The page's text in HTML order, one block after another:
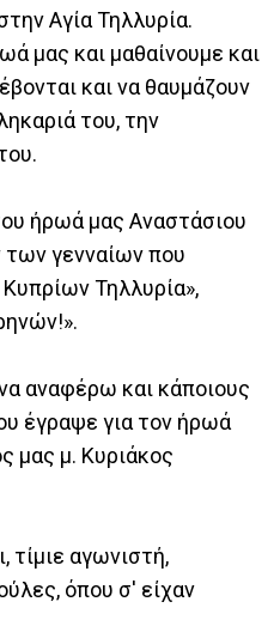
Αγία Τηλλυρία.
μας και μαθαίνουμε και
και να θαυμάζουν
του, την
ήρωά μας Αναστάσιου
γενναίων που
Τηλλυρία»,
αναφέρω και κάποιους
έγραψε για τον ήρωά
μας μ. Κυριάκος
τίμιε αγωνιστή,
όπου σ' είχαν